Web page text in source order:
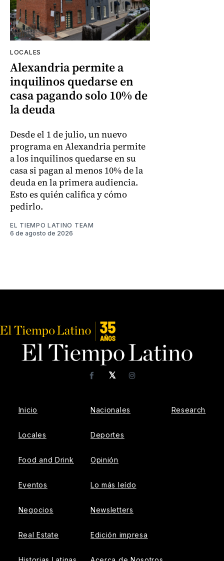
LOCALES
Alexandria permite a
inquilinos quedarse en
casa pagando solo 10% de
la deuda
Desde el 1 de julio, un nuevo
programa en Alexandria permite
a los inquilinos quedarse en su
casa si pagan al menos 10% de la
deuda en la primera audiencia.
Esto es quién califica y cómo
pedirlo.
EL TIEMPO LATINO TEAM
6 de agosto de 2026
𝕏
FacebookInstagram
Inicio
Locales
Food and Drink
Eventos
Negocios
Real Estate
Nacionales
Deportes
Opinión
Lo más leído
Newsletters
Edición impresa
Research